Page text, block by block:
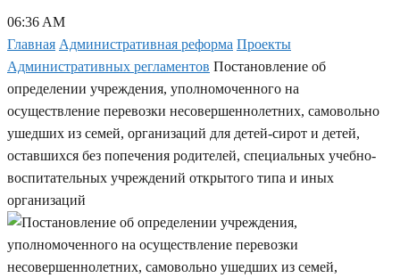
06:36 AM
Главная Административная реформа Проекты
Административных регламентов Постановление об
определении учреждения, уполномоченного на
осуществление перевозки несовершеннолетних, самовольно
ушедших из семей, организаций для детей-сирот и детей,
оставшихся без попечения родителей, специальных учебно-
воспитательных учреждений открытого типа и иных
организаций